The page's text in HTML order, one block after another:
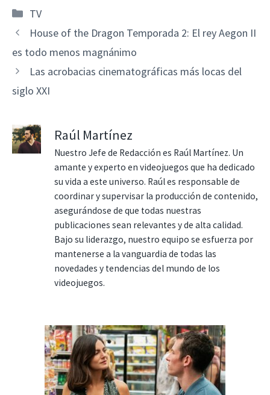
Categorías
TV
House of the Dragon Temporada 2: El rey Aegon II
es todo menos magnánimo
Las acrobacias cinematográficas más locas del
siglo XXI
Raúl Martínez
Nuestro Jefe de Redacción es Raúl Martínez. Un
amante y experto en videojuegos que ha dedicado
su vida a este universo. Raúl es responsable de
coordinar y supervisar la producción de contenido,
asegurándose de que todas nuestras
publicaciones sean relevantes y de alta calidad.
Bajo su liderazgo, nuestro equipo se esfuerza por
mantenerse a la vanguardia de todas las
novedades y tendencias del mundo de los
videojuegos.